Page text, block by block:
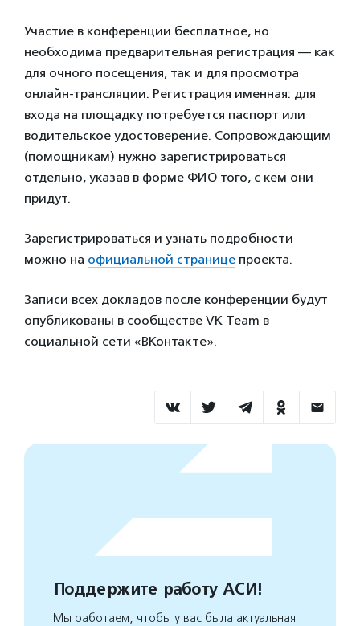
Участие в конференции бесплатное, но
необходима предварительная регистрация — как
для очного посещения, так и для просмотра
онлайн-трансляции. Регистрация именная: для
входа на площадку потребуется паспорт или
водительское удостоверение. Сопровождающим
(помощникам) нужно зарегистрироваться
отдельно, указав в форме ФИО того, с кем они
придут.
Зарегистрироваться и узнать подробности
можно на официальной странице проекта.
Записи всех докладов после конференции будут
опубликованы в сообществе VK Team в
социальной сети «ВКонтакте».
Поддержите работу АСИ!
Мы работаем, чтобы у вас была актуальная